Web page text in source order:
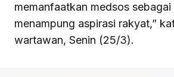
memanfaatkan medsos sebagai
menampung aspirasi rakyat,”
wartawan, Senin (25/3).